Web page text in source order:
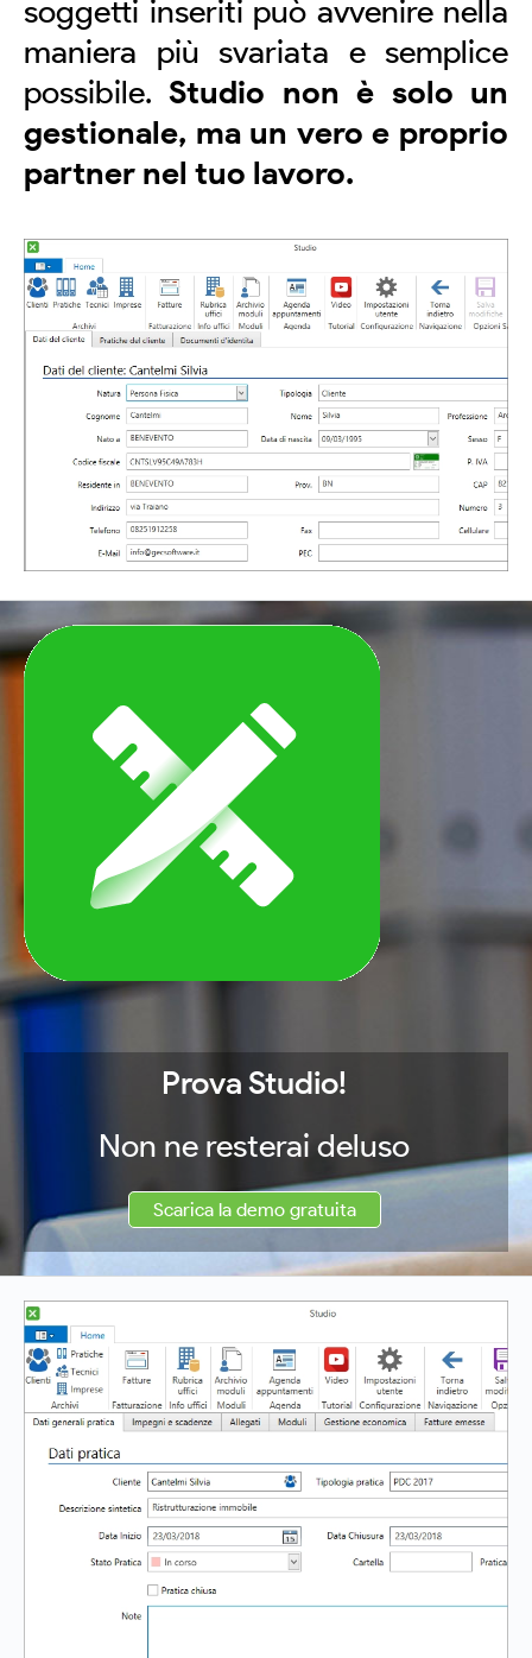
soggetti inseriti può avvenire nella
maniera più svariata e semplice
possibile.Studio non è solo un
gestionale, ma un vero e proprio
partner nel tuo lavoro.
Prova Studio!
Non ne resterai deluso
Scarica la demo gratuita